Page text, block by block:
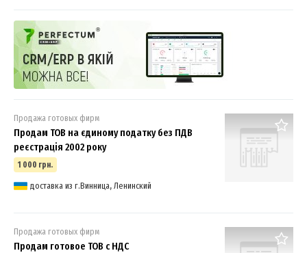
Продажа готовых фирм
Продам ТОВ на єдиному податку без ПДВ
реєстрація 2002 року
1 000 грн.
доставка из г.Винница, Ленинский
Продажа готовых фирм
Продам готовое ТОВ с НДС